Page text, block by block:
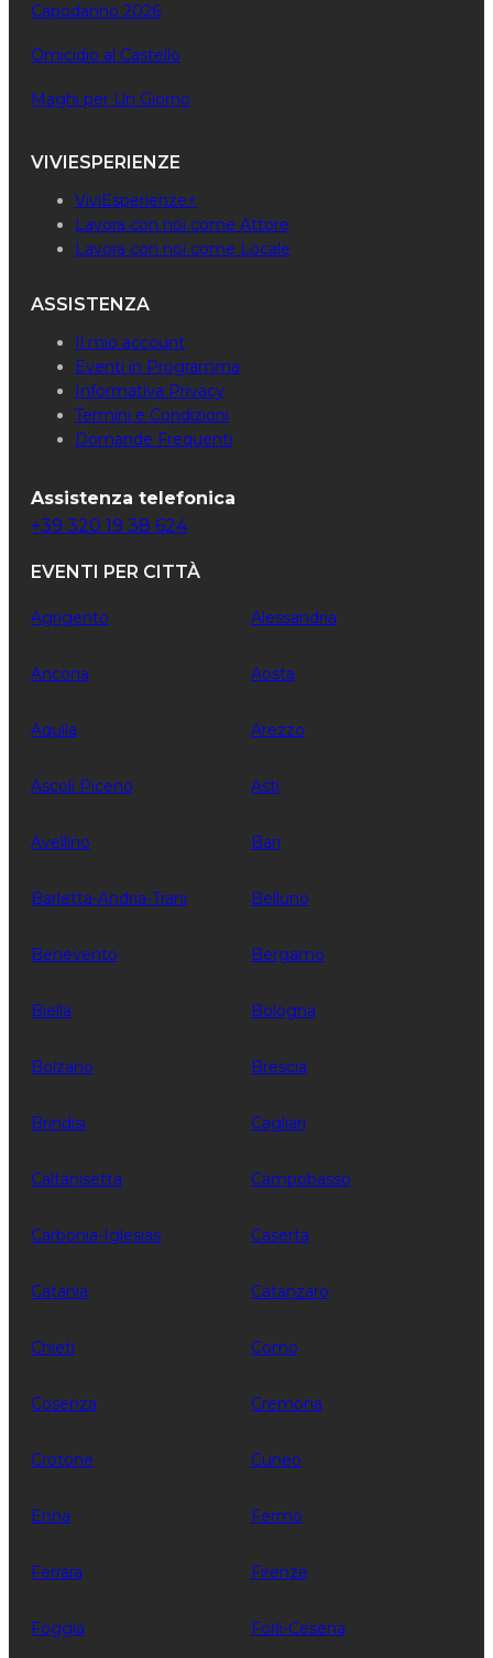
Capodanno 2026
Omicidio al Castello
Maghi per Un Giorno
VIVIESPERIENZE
ViviEsperienze+
Lavora con noi come Attore
Lavora con noi come Locale
ASSISTENZA
Il mio account
Eventi in Programma
Informativa Privacy
Termini e Condizioni
Domande Frequenti
Assistenza telefonica
+39 320 19 38 624
EVENTI PER CITTÀ
Agrigento Alessandria
Ancona Aosta
Aquila Arezzo
Ascoli Piceno Asti
Avellino Bari
Barletta-Andria-Trani Belluno
Benevento Bergamo
Biella Bologna
Bolzano Brescia
Brindisi Cagliari
Caltanisetta Campobasso
Carbonia-Iglesias Caserta
Catania Catanzaro
Chieti Como
Cosenza Cremona
Crotone Cuneo
Enna Fermo
Ferrara Firenze
Foggia Forli-Cesena